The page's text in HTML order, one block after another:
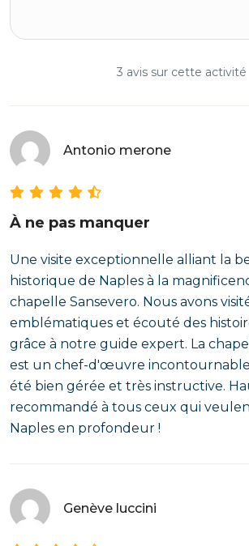
3 avis sur cette activité
Antonio merone
À ne pas manquer
Une visite exceptionnelle alliant la
historique de Naples à la
chapelle Sansevero. Nous avons
emblématiques et écouté des
grâce à notre guide expert. La
est un chef-d'œuvre
été bien gérée et très instructive.
recommandé à tous ceux qui
Naples en profondeur !
Genève luccini